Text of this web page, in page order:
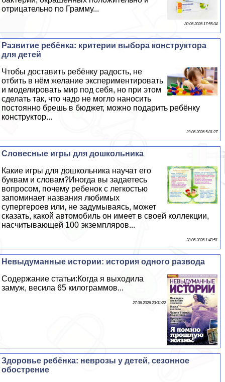
отрицательно по Грамму...
30 06 2026 17:55:34
Развитие ребёнка: критерии выбора конструктора
для детей
Чтобы доставить ребёнку радость, не
отбить в нём желание экспериментировать
и моделировать мир под себя, но при этом
сделать так, что чадо не могло наносить
постоянно брешь в бюджет, можно подарить ребёнку
конструктор...
29 06 2026 5:31:27
Словесные игры для дошкольника
Какие игры для дошкольника научат его
буквам и словам?Иногда вы задаетесь
вопросом, почему ребенок с легкостью
запоминает названия любимых
супергероев или, не задумываясь, может
сказать, какой автомобиль он имеет в своей коллекции,
насчитывающей 100 экземпляров...
28 06 2026 1:43:51
Невыдуманные истории: история одного развода
Содержание статьи:Когда я выходила
замуж, весила 65 килограммов...
27 06 2026 23:31:22
Здоровье ребёнка: неврозы у детей, сезонное
обострение